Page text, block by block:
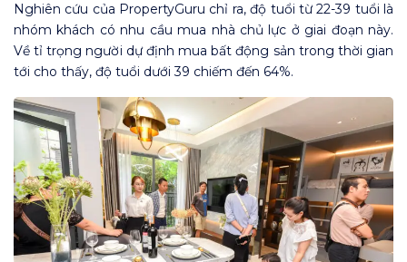
Nghiên cứu của PropertyGuru chỉ ra, độ tuổi từ 22-39 tuổi là
nhóm khách có nhu cầu mua nhà chủ lực ở giai đoạn này.
Về tỉ trọng người dự định mua bất động sản trong thời gian
tới cho thấy, độ tuổi dưới 39 chiếm đến 64%.